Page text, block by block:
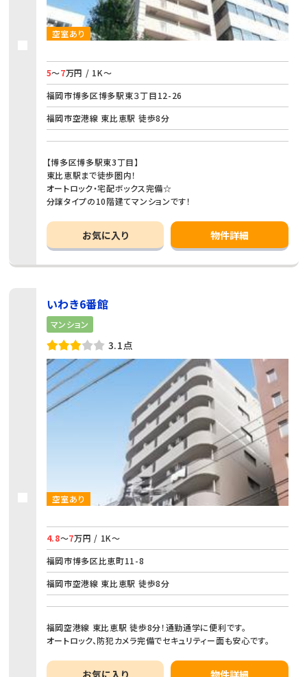
空室あり
5～7万円 / 1K～
福岡市博多区博多駅東３丁目12-26
福岡市空港線 東比恵駅 徒歩8分
【博多区博多駅東3丁目】
東比恵駅まで徒歩圏内！
オートロック・宅配ボックス完備☆
分譲タイプの10階建てマンションです！
お気に入り 物件詳細
いわき6番館
マンション
3.1点
空室あり
4.8～7万円 / 1K～
福岡市博多区比恵町11-8
福岡市空港線 東比恵駅 徒歩8分
福岡空港線 東比恵駅 徒歩8分！通勤通学に便利です。
オートロック、防犯カメラ完備でセキュリティー面も安心です。
お気に入り 物件詳細